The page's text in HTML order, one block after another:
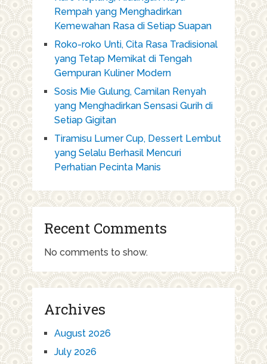
Rempah yang Menghadirkan
Kemewahan Rasa di Setiap Suapan
Roko-roko Unti, Cita Rasa Tradisional
yang Tetap Memikat di Tengah
Gempuran Kuliner Modern
Sosis Mie Gulung, Camilan Renyah
yang Menghadirkan Sensasi Gurih di
Setiap Gigitan
Tiramisu Lumer Cup, Dessert Lembut
yang Selalu Berhasil Mencuri
Perhatian Pecinta Manis
Recent Comments
No comments to show.
Archives
August 2026
July 2026